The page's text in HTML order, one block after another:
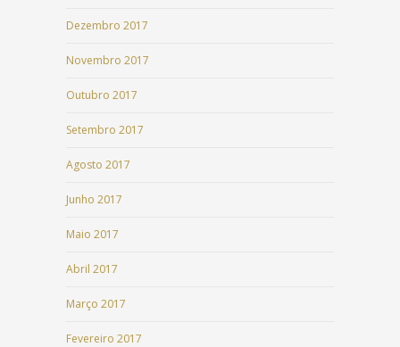
Dezembro 2017
Novembro 2017
Outubro 2017
Setembro 2017
Agosto 2017
Junho 2017
Maio 2017
Abril 2017
Março 2017
Fevereiro 2017